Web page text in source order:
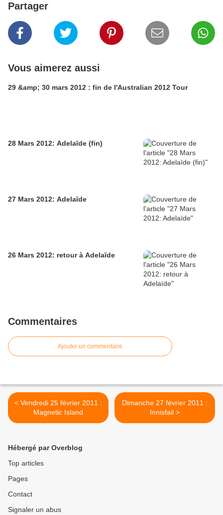
Partager
Vous aimerez aussi
29 &amp; 30 mars 2012 : fin de l'Australian 2012 Tour
28 Mars 2012: Adelaïde (fin)
27 Mars 2012: Adelaïde
26 Mars 2012: retour à Adelaïde
Commentaires
Ajouter un commentaire
< Vendredi 25 février 2011 :
Magnetic Island
Dimanche 27 février 2011 :
Innisfail >
Hébergé par Overblog
Top articles
Pages
Contact
Signaler un abus